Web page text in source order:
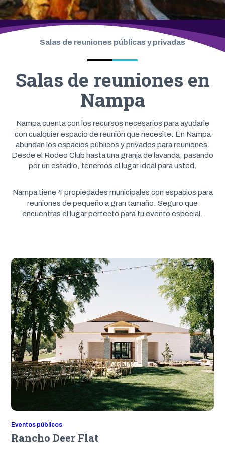
Inicio Reuniones
Salas de reuniones públicas y privadas
Salas de reuniones en
Nampa
Nampa cuenta con los recursos necesarios para ayudarle
con cualquier espacio de reunión que necesite. En Nampa
abundan los espacios públicos y privados para reuniones.
Desde el Rodeo Club hasta una granja de lavanda, pasando
por un estadio, tenemos el lugar ideal para usted.
Nampa tiene 4 propiedades municipales con espacios para
reuniones de pequeño a gran tamaño. Seguro que
encuentras el lugar perfecto para tu evento especial.
Eventos públicos
Rancho Deer Flat